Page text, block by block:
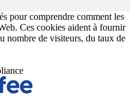
pour comprendre comment les
Ces cookies aident à fournir
nombre de visiteurs, du taux de